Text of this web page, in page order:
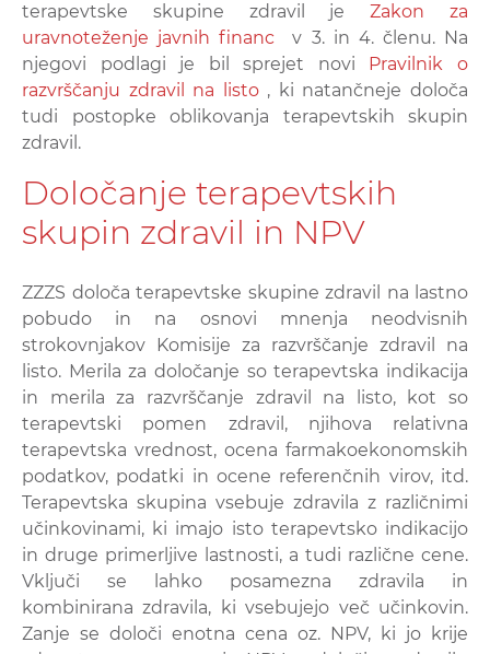
terapevtske skupine zdravil jeZakon za
uravnoteženje javnih financ v 3. in 4. členu. Na
njegovi podlagi je bil sprejet novi Pravilnik o
razvrščanju zdravil na listo, ki natančneje določa
tudi postopke oblikovanja terapevtskih skupin
zdravil.
Določanje terapevtskih
skupin zdravil in NPV
ZZZS določa terapevtske skupine zdravil na lastno
pobudo in na osnovi mnenja neodvisnih
strokovnjakov Komisije za razvrščanje zdravil na
listo. Merila za določanje so terapevtska indikacija
in merila za razvrščanje zdravil na listo, kot so
terapevtski pomen zdravil, njihova relativna
terapevtska vrednost, ocena farmakoekonomskih
podatkov, podatki in ocene referenčnih virov, itd.
Terapevtska skupina vsebuje zdravila z različnimi
učinkovinami, ki imajo isto terapevtsko indikacijo
in druge primerljive lastnosti, a tudi različne cene.
Vključi se lahko posamezna zdravila in
kombinirana zdravila, ki vsebujejo več učinkovin.
Zanje se določi enotna cena oz. NPV, ki jo krije